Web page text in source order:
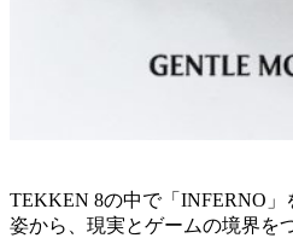
TEKKEN 8の中で「INFERNO
姿から、現実とゲームの境界を